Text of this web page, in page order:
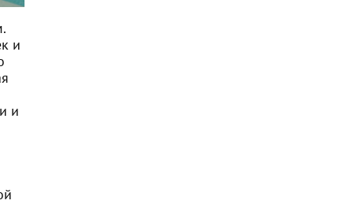
и
и